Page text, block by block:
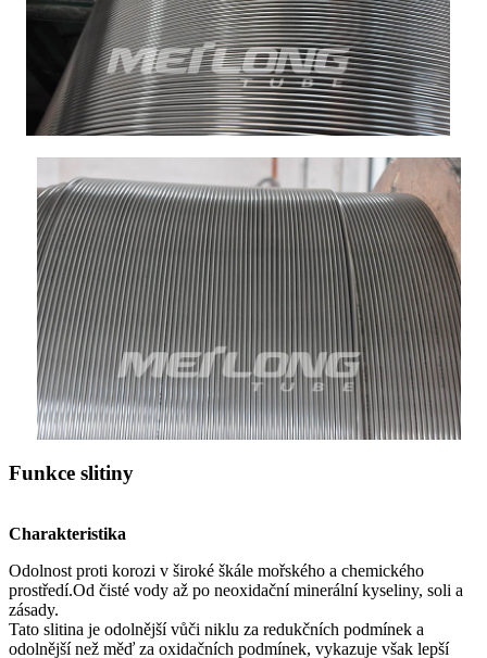
Funkce slitiny
Charakteristika
Odolnost proti korozi v široké škále mořského a chemického
prostředí.Od čisté vody až po neoxidační minerální kyseliny, soli a
zásady.
Tato slitina je odolnější vůči niklu za redukčních podmínek a
odolnější než měď za oxidačních podmínek, vykazuje však lepší